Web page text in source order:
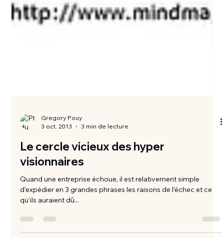
Gregory Pouy
3 oct. 2013
3 min de lecture
Le cercle vicieux des hyper
visionnaires
Quand une entreprise échoue, il est relativement simple
qu’ils auraient dû...